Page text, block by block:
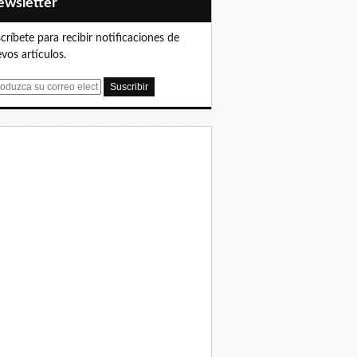
para recibir notificaciones de
artículos.